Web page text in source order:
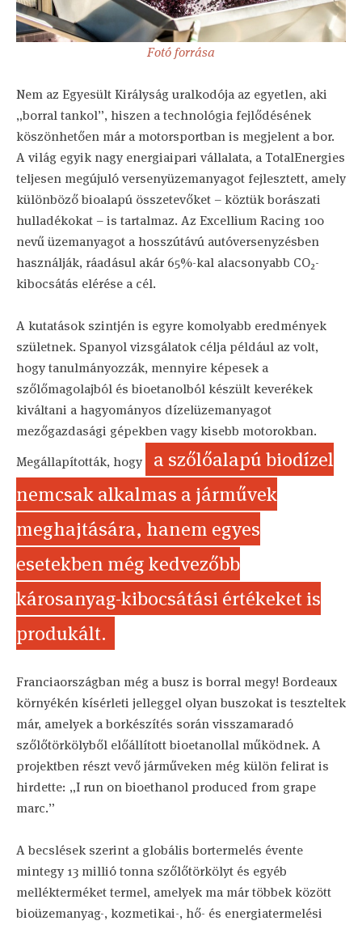
Fotó forrása
Nem az Egyesült Királyság uralkodója az egyetlen, aki
„borral tankol”, hiszen a technológia fejlődésének
köszönhetően már a motorsportban is megjelent a bor.
A világ egyik nagy energiaipari vállalata, a TotalEnergies
teljesen megújuló versenyüzemanyagot fejlesztett, amely
különböző bioalapú összetevőket – köztük borászati
hulladékokat – is tartalmaz. Az Excellium Racing 100
nevű üzemanyagot a hosszútávú autóversenyzésben
használják, ráadásul akár 65%-kal alacsonyabb CO₂-
kibocsátás elérése a cél.
A kutatások szintjén is egyre komolyabb eredmények
születnek. Spanyol vizsgálatok célja például az volt,
hogy tanulmányozzák, mennyire képesek a
szőlőmagolajból és bioetanolból készült keverékek
kiváltani a hagyományos dízelüzemanyagot
mezőgazdasági gépekben vagy kisebb motorokban.
Megállapították, hogy
a szőlőalapú biodízel
nemcsak alkalmas a járművek
meghajtására, hanem egyes
esetekben még kedvezőbb
károsanyag-kibocsátási értékeket is
produkált.
Franciaországban még a busz is borral megy! Bordeaux
környékén kísérleti jelleggel olyan buszokat is teszteltek
már, amelyek a borkészítés során visszamaradó
szőlőtörkölyből előállított bioetanollal működnek. A
projektben részt vevő járműveken még külön felirat is
hirdette: „I run on bioethanol produced from grape
marc.”
A becslések szerint a globális bortermelés évente
mintegy 13 millió tonna szőlőtörkölyt és egyéb
mellékterméket termel, amelyek ma már többek között
bioüzemanyag-, kozmetikai-, hő- és energiatermelési